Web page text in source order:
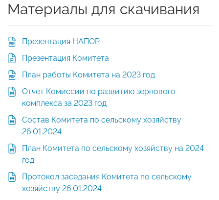
Материалы для скачивания
Презентация НАПОР
Презентация Комитета
План работы Комитета на 2023 год
Отчет Комиссии по развитию зернового
комплекса за 2023 год
Состав Комитета по сельскому хозяйству
26.01.2024
План Комитета по сельскому хозяйству на 2024
год
Протокол заседания Комитета по сельскому
хозяйству 26.01.2024